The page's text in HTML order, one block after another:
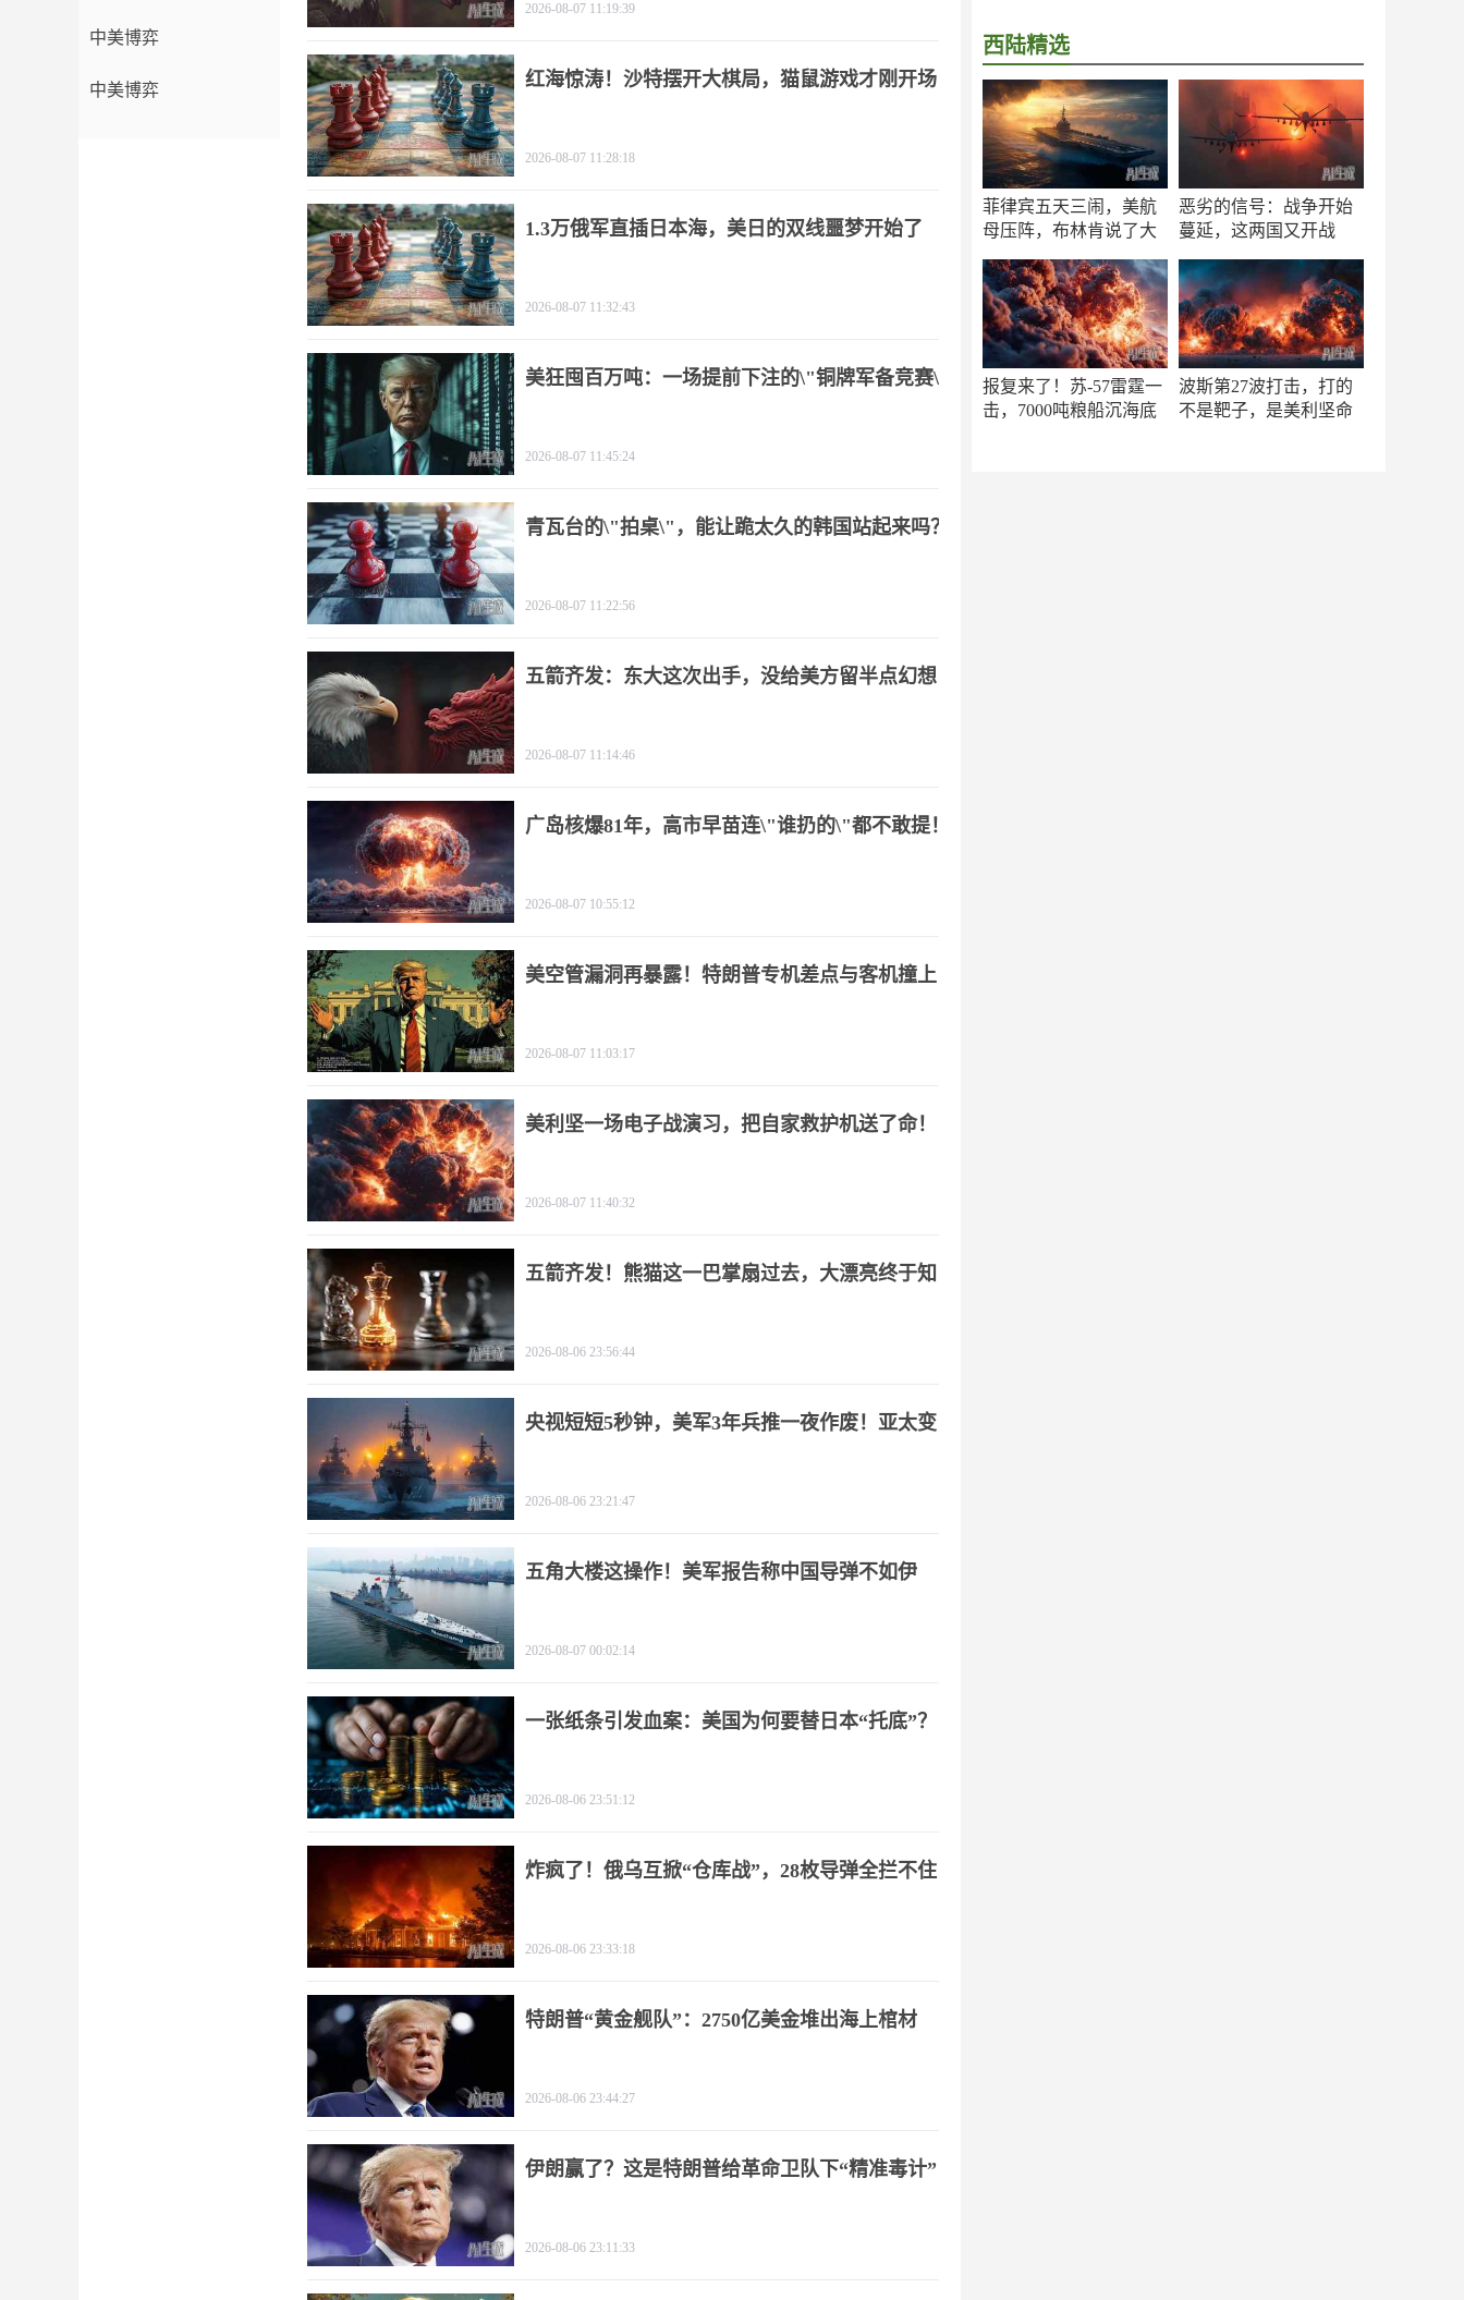
西陆精选
菲律宾五天三闹，美航
母压阵，布林肯说了大
恶劣的信号：战争开始
蔓延，这两国又开战
报复来了！苏-57雷霆一
击，7000吨粮船沉海底
波斯第27波打击，打的
不是靶子，是美利坚命
中美博弈
中美博弈
2026-08-07 11:19:39
红海惊涛！沙特摆开大棋局，猫鼠游戏才刚开场
2026-08-07 11:28:18
1.3万俄军直插日本海，美日的双线噩梦开始了
2026-08-07 11:32:43
美狂囤百万吨：一场提前下注的\"铜牌军备竞赛\"
2026-08-07 11:45:24
青瓦台的\"拍桌\"，能让跪太久的韩国站起来吗？
2026-08-07 11:22:56
五箭齐发：东大这次出手，没给美方留半点幻想
2026-08-07 11:14:46
广岛核爆81年，高市早苗连\"谁扔的\"都不敢提！
2026-08-07 10:55:12
美空管漏洞再暴露！特朗普专机差点与客机撞上
2026-08-07 11:03:17
美利坚一场电子战演习，把自家救护机送了命！
2026-08-07 11:40:32
五箭齐发！熊猫这一巴掌扇过去，大漂亮终于知
2026-08-06 23:56:44
央视短短5秒钟，美军3年兵推一夜作废！亚太变
2026-08-06 23:21:47
五角大楼这操作！美军报告称中国导弹不如伊
2026-08-07 00:02:14
一张纸条引发血案：美国为何要替日本“托底”？
2026-08-06 23:51:12
炸疯了！俄乌互掀“仓库战”，28枚导弹全拦不住
2026-08-06 23:33:18
特朗普“黄金舰队”：2750亿美金堆出海上棺材
2026-08-06 23:44:27
伊朗赢了？这是特朗普给革命卫队下“精准毒计”
2026-08-06 23:11:33